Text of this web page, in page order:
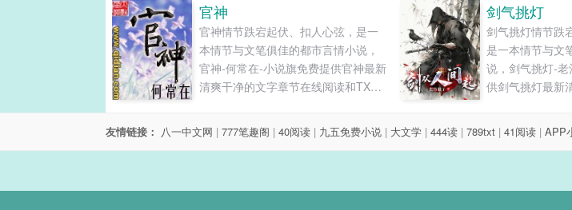
公司的存在，荒殿一从都市传说中找
到了灵感，把脑叶公司伪装成了咒灵
收容中心。 一开始，所有人都当咒灵
收容中心是个废物咒术师引人关注的
手段。 直到—— 憎恶女王突破收
园突…… 众人：你们咒灵收容中心怎
陷……第一章扭蛋
不？”室友冯宝月
子上最后的口红
k，有三个小哥
官神
官神情节跌宕起伏、扣人心弦，是一
本情节与文笔俱佳的都市言情小说，
官神-何常在-小说旗免费提供官神最新
清爽干净的文字章节在线阅读和TXT
剑气挑灯
剑气挑灯情节跌
是一本情节与文
说，剑气挑灯-
供剑气挑灯最新
友情链接： 八一中文网 | 777笔趣阁 | 40阅读 | 九五免费小说 | 大文学 | 444读 | 789txt | 41阅读 | APP